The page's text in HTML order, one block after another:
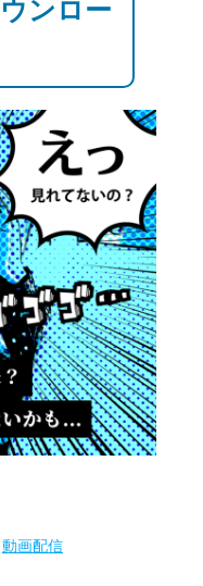
ンロー
動画配信